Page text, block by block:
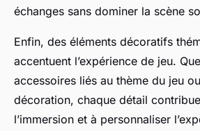
échanges sans dominer la scène
Enfin, des éléments décoratifs
accentuent l’expérience de jeu.
accessoires liés au thème du jeu
décoration, chaque détail
l’immersion et à personnaliser